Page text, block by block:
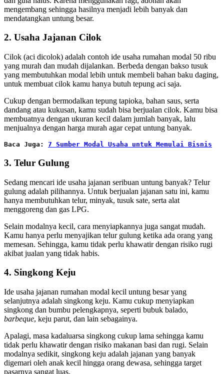
mengembang sehingga hasilnya menjadi lebih banyak dan
mendatangkan untung besar.
2. Usaha Jajanan Cilok
Cilok (aci dicolok) adalah contoh ide usaha rumahan modal 50 ribu
yang murah dan mudah dijalankan. Berbeda dengan bakso tusuk
yang membutuhkan modal lebih untuk membeli bahan baku daging,
untuk membuat cilok kamu hanya butuh tepung aci saja.
Cukup dengan bermodalkan tepung tapioka, bahan saus, serta
dandang atau kukusan, kamu sudah bisa berjualan cilok. Kamu bisa
membuatnya dengan ukuran kecil dalam jumlah banyak, lalu
menjualnya dengan harga murah agar cepat untung banyak.
Baca Juga: 7 Sumber Modal Usaha untuk Memulai Bisnis
3. Telur Gulung
Sedang mencari ide usaha jajanan seribuan untung banyak? Telur
gulung adalah pilihannya. Untuk berjualan jajanan satu ini, kamu
hanya membutuhkan telur, minyak, tusuk sate, serta alat
menggoreng dan gas LPG.
Selain modalnya kecil, cara menyiapkannya juga sangat mudah.
Kamu hanya perlu menyajikan telur gulung ketika ada orang yang
memesan. Sehingga, kamu tidak perlu khawatir dengan risiko rugi
akibat jualan yang tidak habis.
4. Singkong Keju
Ide usaha jajanan rumahan modal kecil untung besar yang
selanjutnya adalah singkong keju. Kamu cukup menyiapkan
singkong dan bumbu pelengkapnya, seperti bubuk balado,
barbeque, keju parut, dan lain sebagainya.
Apalagi, masa kadaluarsa singkong cukup lama sehingga kamu
tidak perlu khawatir dengan risiko makanan basi dan rugi. Selain
modalnya sedikit, singkong keju adalah jajanan yang banyak
digemari oleh anak kecil hingga orang dewasa, sehingga target
pasarnya sangat luas.